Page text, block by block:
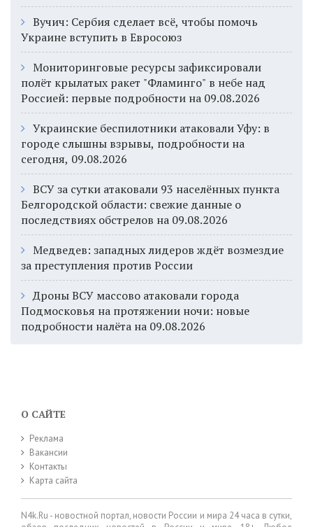
Вучич: Сербия сделает всё, чтобы помочь
Украине вступить в Евросоюз
Мониторинговые ресурсы зафиксировали
полёт крылатых ракет "Фламинго" в небе над
Россией: первые подробности на 09.08.2026
Украинские беспилотники атаковали Уфу: в
городе слышны взрывы, подробности на
сегодня, 09.08.2026
ВСУ за сутки атаковали 93 населённых пункта
Белгородской области: свежие данные о
последствиях обстрелов на 09.08.2026
Медведев: западных лидеров ждёт возмездие
за преступления против России
Дроны ВСУ массово атаковали города
Подмосковья на протяжении ночи: новые
подробности налёта на 09.08.2026
О САЙТЕ
Реклама
Вакансии
Контакты
Карта сайта
N4k.Ru - новостной портал, новости России и мира 24 часа в сутки,